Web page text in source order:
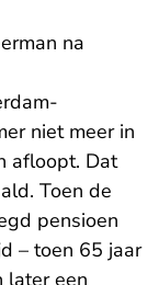
na
niet meer in
afloopt. Dat
Toen de
pensioen
– toen 65 jaar
later een